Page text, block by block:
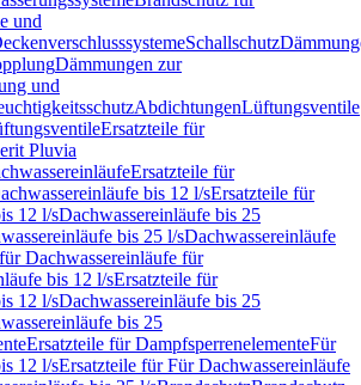
und
Schallschutz
Dämmungen zur
und
AbdichtungenLüftungsventile
Ersatzteile für
Pluvia
Ersatzteile für
bis 12 l/sErsatzteile für
12 l/sDachwassereinläufe bis 25
bis 25 l/sDachwassereinläufe
Dachwassereinläufe für
bis 12 l/sErsatzteile für
12 l/sDachwassereinläufe bis 25
bis 25
Ersatzteile für DampfsperrenelementeFür
12 l/sErsatzteile für Für Dachwassereinläufe